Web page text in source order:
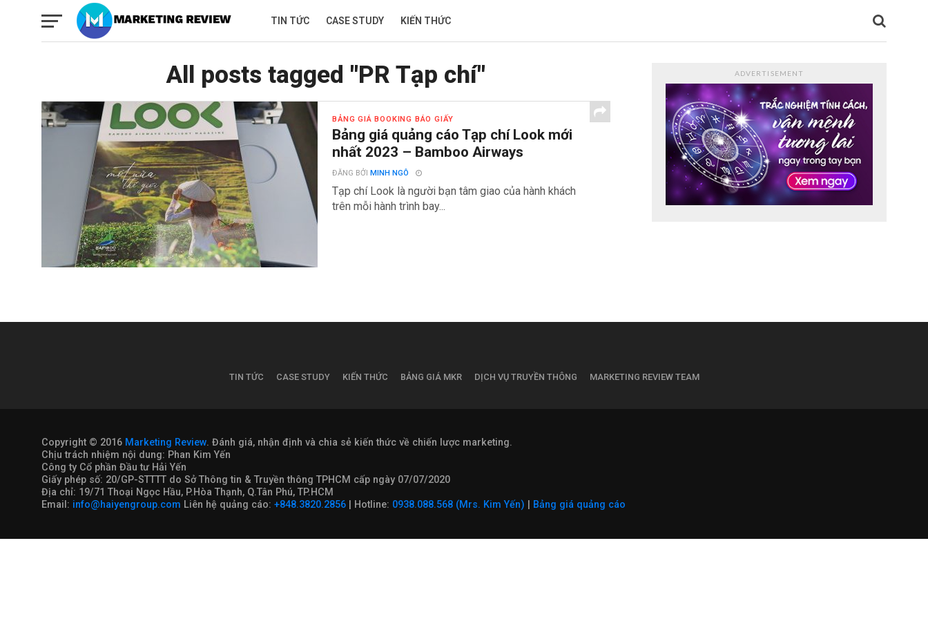
TIN TỨC CASE STUDY KIẾN THỨC
All posts tagged "PR Tạp chí"
BẢNG GIÁ BOOKING BÁO GIẤY
Bảng giá quảng cáo Tạp chí Look mới
nhất 2023 – Bamboo Airways
ĐĂNG BỞIMINH NGÔ
Tạp chí Look là người bạn tâm giao của hành khách
trên mỗi hành trình bay...
ADVERTISEMENT
TIN TỨC CASE STUDY KIẾN THỨC BẢNG GIÁ MKR DỊCH VỤ TRUYỀN THÔNG MARKETING REVIEW TEAM
Copyright © 2016 Marketing Review. Đánh giá, nhận định và chia sẻ kiến thức về chiến lược marketing.
Chịu trách nhiệm nội dung: Phan Kim Yến
Công ty Cổ phần Đầu tư Hải Yến
Giấy phép số: 20/GP-STTTT do Sở Thông tin & Truyền thông TPHCM cấp ngày 07/07/2020
Địa chỉ: 19/71 Thoại Ngọc Hầu, P.Hòa Thạnh, Q.Tân Phú, TP.HCM
Email: info@haiyengroup.com Liên hệ quảng cáo: +848.3820.2856 | Hotline: 0938.088.568 (Mrs. Kim Yến) Bảng giá quảng cáo